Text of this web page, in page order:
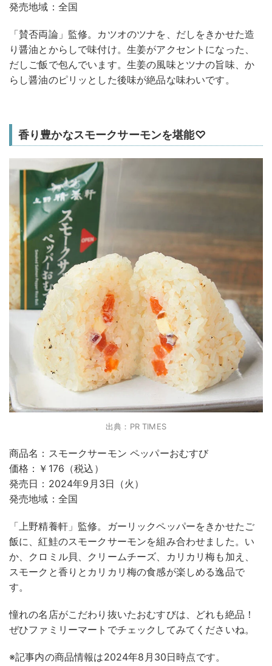
発売地域：全国
「賛否両論」監修。カツオのツナを、だしをきかせた造
り醤油とからしで味付け。生姜がアクセントになった、
だしご飯で包んでいます。生姜の風味とツナの旨味、か
らし醤油のピリッとした後味が絶品な味わいです。
香り豊かなスモークサーモンを堪能♡
出典：PR TIMES
商品名：スモークサーモン ペッパーおむすび
価格：￥176（税込）
発売日：2024年9月3日（火）
発売地域：全国
「上野精養軒」監修。ガーリックペッパーをきかせたご
飯に、紅鮭のスモークサーモンを組み合わせました。い
か、クロミル貝、クリームチーズ、カリカリ梅も加え、
スモークと香りとカリカリ梅の食感が楽しめる逸品で
す。
憧れの名店がこだわり抜いたおむすびは、どれも絶品！
ぜひファミリーマートでチェックしてみてくださいね。
※記事内の商品情報は2024年8月30日時点です。